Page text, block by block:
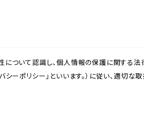
ついて認識し、個人情報の保護に関する法律
ーポリシー」といいます。）に従い、適切な